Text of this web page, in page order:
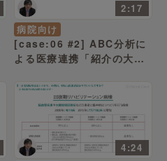
2:17
病院向け
[case:06 #2] ABC分析に
よる医療連携「紹介の大半
から」（病院経営ケースス
タディー ）
4:24